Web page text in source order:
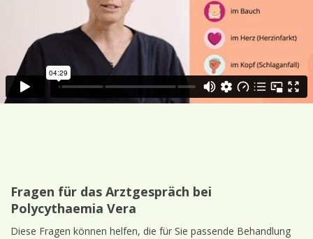
Interferon braucht etwas länger)
: Manche bevorzugen Tabletten, andere vertragen
Injektionen
besser.
Fragen für das Arztgespräch bei
Polycythaemia Vera
Diese Fragen können helfen, die für Sie passende Behandlung